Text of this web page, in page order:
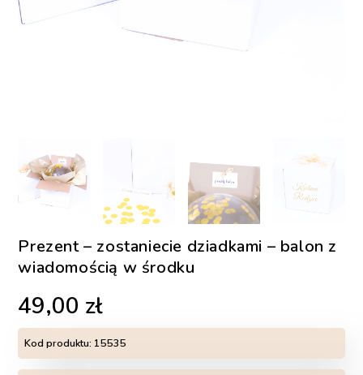
Prezent – zostaniecie dziadkami – balon z
wiadomością w środku
49,00 zł
Kod produktu: 15535